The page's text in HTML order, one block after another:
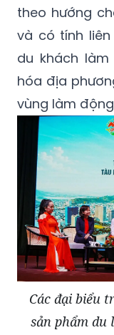
theo hướng
và có tính
du khách
hóa địa
vùng làm
Các đại biểu
sản phẩm du